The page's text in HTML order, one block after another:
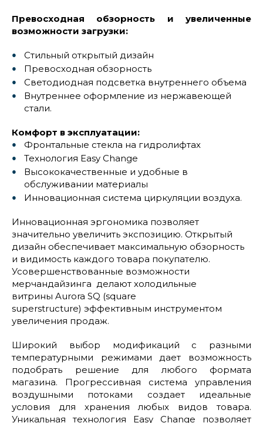
Превосходная обзорность и увеличенные
возможности загрузки:
Стильный открытый дизайн
Превосходная обзорность
Светодиодная подсветка внутреннего объема
Внутреннее оформление из нержавеющей
стали.
Комфорт в эксплуатации:
Фронтальные стекла на гидролифтах
Технология Easy Change
Высококачественные и удобные в
обслуживании материалы
Инновационная система циркуляции воздуха.
Инновационная эргономика позволяет
значительно увеличить экспозицию. Открытый
дизайн обеспечивает максимальную обзорность
и видимость каждого товара покупателю.
Усовершенствованные возможности
мерчандайзинга делают холодильные
витрины Aurora SQ (square
superstructure) эффективным инструментом
увеличения продаж.
Широкий выбор модификаций с разными
температурными режимами дает возможность
подобрать решение для любого формата
магазина. Прогрессивная система управления
воздушными потоками создает идеальные
условия для хранения любых видов товара.
Уникальная технология Easy Change позволяет